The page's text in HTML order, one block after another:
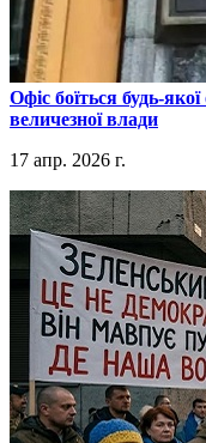
​Офіс боїться будь-якої
величезної влади
17 апр. 2026 г.